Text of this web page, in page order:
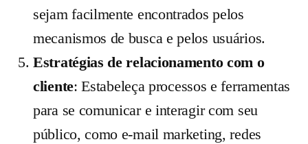
sejam facilmente encontrados pelos
mecanismos de busca e pelos usuários.
Estratégias de relacionamento com o
cliente: Estabeleça processos e ferramentas
para se comunicar e interagir com seu
público, como e-mail marketing, redes